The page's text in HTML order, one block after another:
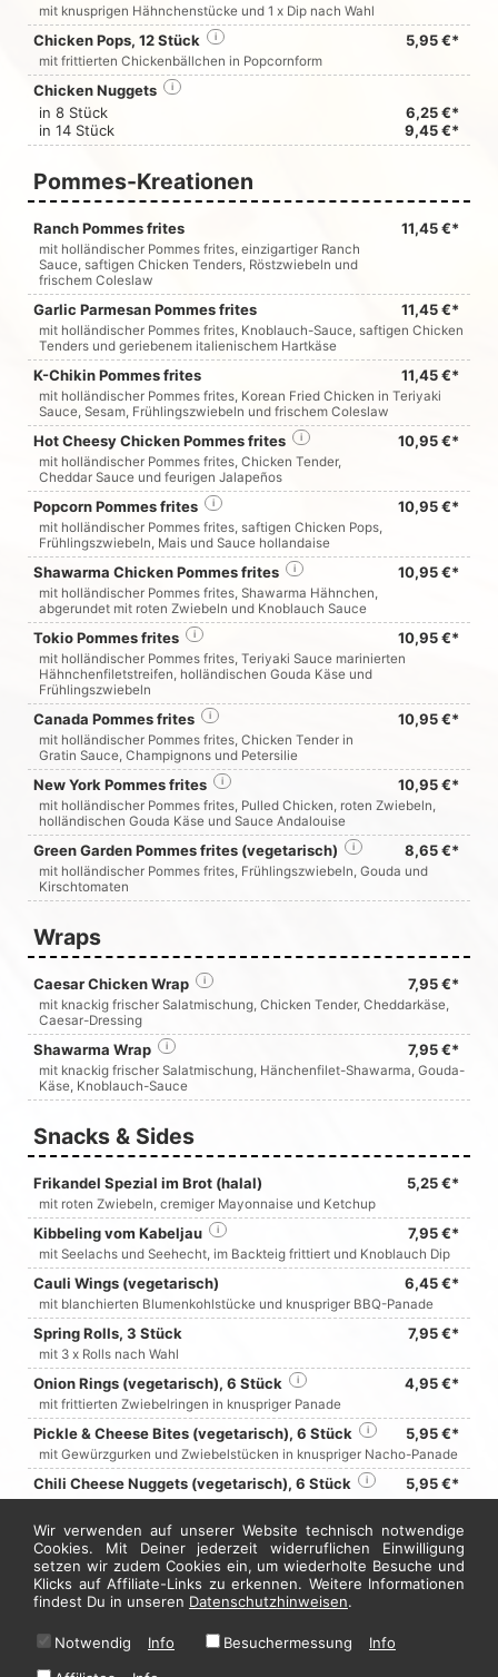
mit knusprigen Hähnchenstücke und 1 x Dip nach Wahl
Chicken Pops, 12 Stück 5,95 €*
i
mit frittierten Chickenbällchen in Popcornform
Chicken Nuggets i
in 8 Stück
6,25 €*
in 14 Stück
9,45 €*
Pommes-Kreationen
Ranch Pommes frites 11,45 €*
mit holländischer Pommes frites, einzigartiger Ranch
Sauce, saftigen Chicken Tenders, Röstzwiebeln und
frischem Coleslaw
Garlic Parmesan Pommes frites 11,45 €*
mit holländischer Pommes frites, Knoblauch-Sauce, saftigen Chicken
Tenders und geriebenem italienischem Hartkäse
K-Chikin Pommes frites 11,45 €*
mit holländischer Pommes frites, Korean Fried Chicken in Teriyaki
Sauce, Sesam, Frühlingszwiebeln und frischem Coleslaw
Hot Cheesy Chicken Pommes frites 10,95 €*
i
mit holländischer Pommes frites, Chicken Tender,
Cheddar Sauce und feurigen Jalapeños
Popcorn Pommes frites 10,95 €*
i
mit holländischer Pommes frites, saftigen Chicken Pops,
Frühlingszwiebeln, Mais und Sauce hollandaise
Shawarma Chicken Pommes frites 10,95 €*
i
mit holländischer Pommes frites, Shawarma Hähnchen,
abgerundet mit roten Zwiebeln und Knoblauch Sauce
Tokio Pommes frites 10,95 €*
i
mit holländischer Pommes frites, Teriyaki Sauce marinierten
Hähnchenfiletstreifen, holländischen Gouda Käse und
Frühlingszwiebeln
Canada Pommes frites 10,95 €*
i
mit holländischer Pommes frites, Chicken Tender in
Gratin Sauce, Champignons und Petersilie
New York Pommes frites 10,95 €*
i
mit holländischer Pommes frites, Pulled Chicken, roten Zwiebeln,
holländischen Gouda Käse und Sauce Andalouise
Green Garden Pommes frites (vegetarisch) 8,65 €*
i
mit holländischer Pommes frites, Frühlingszwiebeln, Gouda und
Kirschtomaten
Wraps
Caesar Chicken Wrap 7,95 €*
i
mit knackig frischer Salatmischung, Chicken Tender, Cheddarkäse,
Caesar-Dressing
Shawarma Wrap 7,95 €*
i
mit knackig frischer Salatmischung, Hänchenfilet-Shawarma, Gouda-
Käse, Knoblauch-Sauce
Snacks & Sides
Frikandel Spezial im Brot (halal) 5,25 €*
mit roten Zwiebeln, cremiger Mayonnaise und Ketchup
Kibbeling vom Kabeljau 7,95 €*
i
mit Seelachs und Seehecht, im Backteig frittiert und Knoblauch Dip
Cauli Wings (vegetarisch) 6,45 €*
mit blanchierten Blumenkohlstücke und knuspriger BBQ-Panade
Spring Rolls, 3 Stück 7,95 €*
mit 3 x Rolls nach Wahl
Onion Rings (vegetarisch), 6 Stück 4,95 €*
i
mit frittierten Zwiebelringen in knuspriger Panade
Pickle & Cheese Bites (vegetarisch), 6 Stück 5,95 €*
i
mit Gewürzgurken und Zwiebelstücken in knuspriger Nacho-Panade
Chili Cheese Nuggets (vegetarisch), 6 Stück 5,95 €*
i
Mozzarella Sticks, 4 Stück 4,50 €*
mit knusprig panierten Mozzarella Sticks und
zartschmelzendem Käsekern
Jetzt hier bestellen
Wir verwenden auf unserer Website technisch notwendige
Cookies. Mit Deiner jederzeit widerruflichen Einwilligung
setzen wir zudem Cookies ein, um wiederholte Besuche und
Klicks auf Affiliate-Links zu erkennen. Weitere Informationen
findest Du in unseren Datenschutzhinweisen.
Notwendig Info Besuchermessung
Info